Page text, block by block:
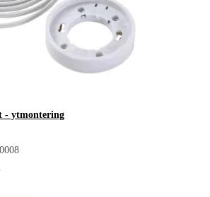
- ytmontering